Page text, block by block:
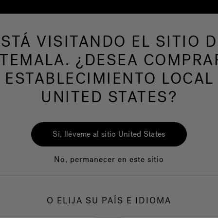
hidromasaje Más productos Nuestra
Servicio al
VISITANDO EL SITIO
¿DESEA
ESTABLECIMIENTO LOCAL
UNITED STATES?
Sí, lléveme al sitio United States
No, permanecer en este sitio
O ELIJA SU PAÍS E IDIOMA